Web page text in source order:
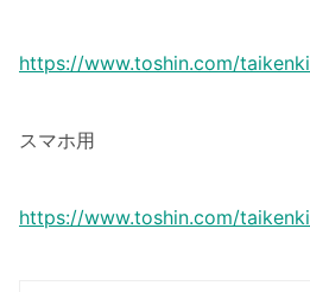
https://www.toshin.com/
スマホ用
https://www.toshin.com/